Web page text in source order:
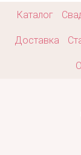
Каталог
Доставка